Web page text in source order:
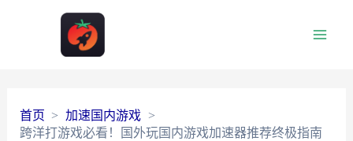
首页
加速国内游戏
跨洋打游戏必看！国外玩国内游戏加速器推荐终极指南